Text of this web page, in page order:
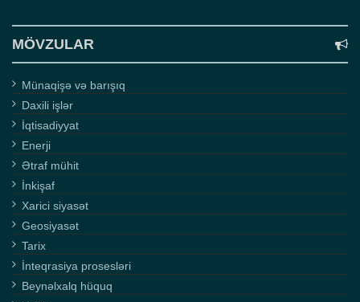
MÖVZULAR
Münaqişə və barışıq
Daxili işlər
İqtisadiyyat
Enerji
Ətraf mühit
İnkişaf
Xarici siyasət
Geosiyasət
Tarix
İnteqrasiya prosesləri
Beynəlxalq hüquq